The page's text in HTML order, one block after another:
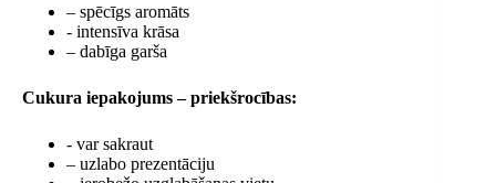
– spēcīgs aromāts
- intensīva krāsa
– dabīga garša
Cukura iepakojums – priekšrocības:
- var sakraut
– uzlabo prezentāciju